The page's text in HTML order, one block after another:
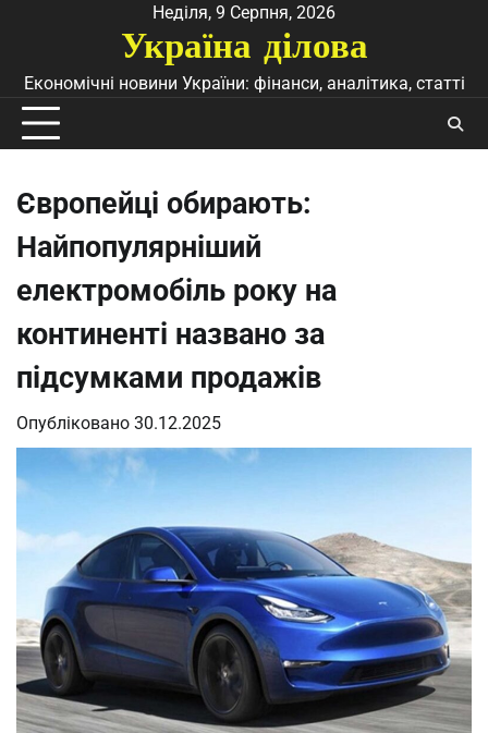
Неділя, 9 Серпня, 2026
Україна ділова
Економічні новини України: фінанси, аналітика, статті
Європейці обирають:
Найпопулярніший
електромобіль року на
континенті названо за
підсумками продажів
Опубліковано 30.12.2025